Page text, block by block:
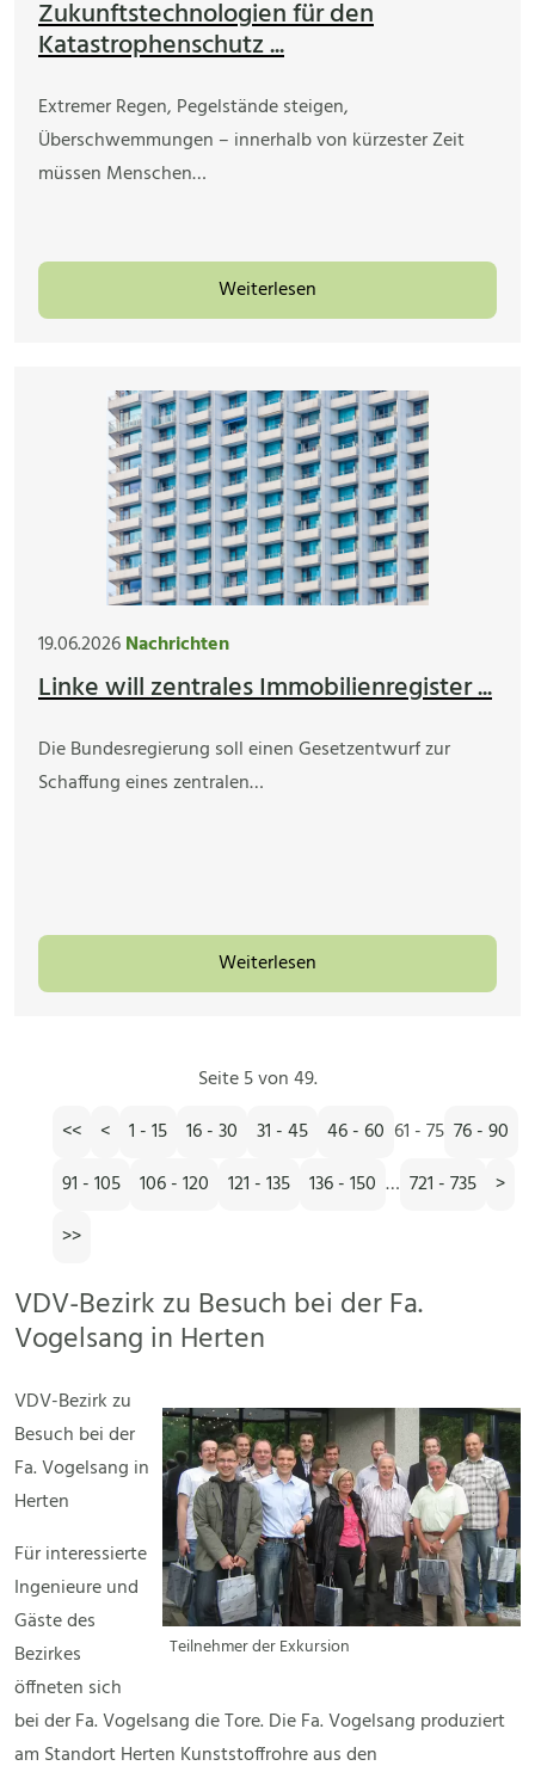
Zukunftstechnologien für den
Katastrophenschutz ...
Extremer Regen, Pegelstände steigen,
Überschwemmungen – innerhalb von kürzester Zeit
müssen Menschen…
Weiterlesen
19.06.2026Nachrichten
Linke will zentrales Immobilienregister ...
Die Bundesregierung soll einen Gesetzentwurf zur
Schaffung eines zentralen…
Weiterlesen
Seite 5 von 49.
<<
< 1 - 15 16 - 30 31 - 45 46 - 60 61 - 75 76 - 90
91 - 105
106 - 120 121 - 135 136 - 150 … 721 - 735
>
>>
VDV-Bezirk zu Besuch bei der Fa.
Vogelsang in Herten
Teilnehmer der Exkursion
VDV-Bezirk zu
Besuch bei der
Fa. Vogelsang in
Herten
Für interessierte
Ingenieure und
Gäste des
Bezirkes
öffneten sich
bei der Fa. Vogelsang die Tore. Die Fa. Vogelsang produziert
am Standort Herten Kunststoffrohre aus den